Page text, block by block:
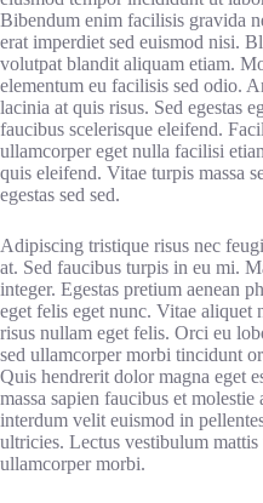
Bibendum enim facilisis gravida
erat imperdiet sed euismod nisi.
volutpat blandit aliquam etiam.
elementum eu facilisis sed odio.
lacinia at quis risus. Sed egestas
faucibus scelerisque eleifend.
ullamcorper eget nulla facilisi
quis eleifend. Vitae turpis massa
egestas sed sed.
Adipiscing tristique risus nec
at. Sed faucibus turpis in eu mi.
integer. Egestas pretium aenean
eget felis eget nunc. Vitae aliquet
risus nullam eget felis. Orci eu
sed ullamcorper morbi tincidunt
Quis hendrerit dolor magna eget
massa sapien faucibus et
interdum velit euismod in
ultricies. Lectus vestibulum
ullamcorper morbi.